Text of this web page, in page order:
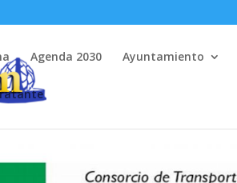
Agenda 2030 Ayuntamiento